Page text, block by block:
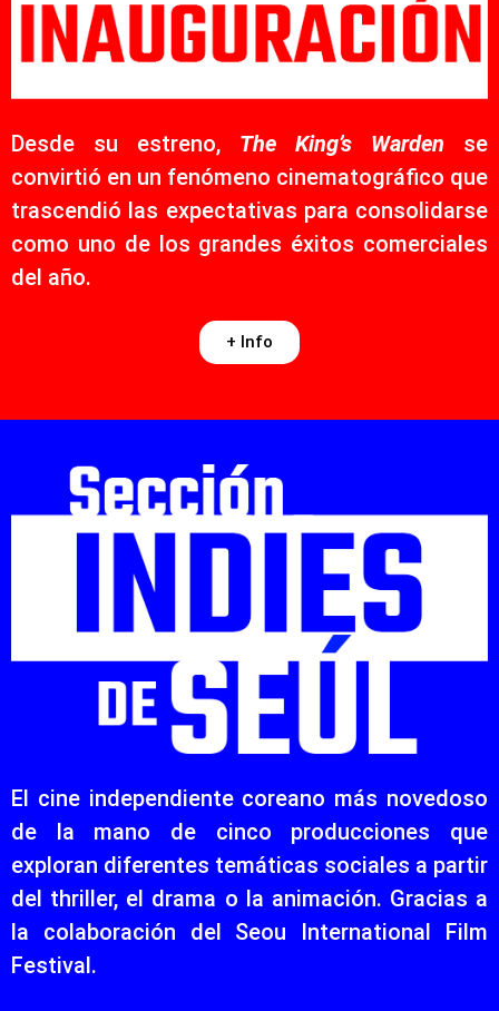
Desde su estreno, The King’s Warden se
convirtió en un fenómeno cinematográfico que
trascendió las expectativas para consolidarse
como uno de los grandes éxitos comerciales
del año.
+ Info
El cine independiente coreano más novedoso
de la mano de cinco producciones que
exploran diferentes temáticas sociales a partir
del thriller, el drama o la animación. Gracias a
la colaboración del Seou International Film
Festival.